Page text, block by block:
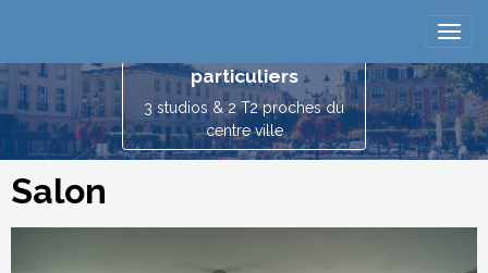
particuliers
3 studios & 2 T2 proches du
centre ville
Salon